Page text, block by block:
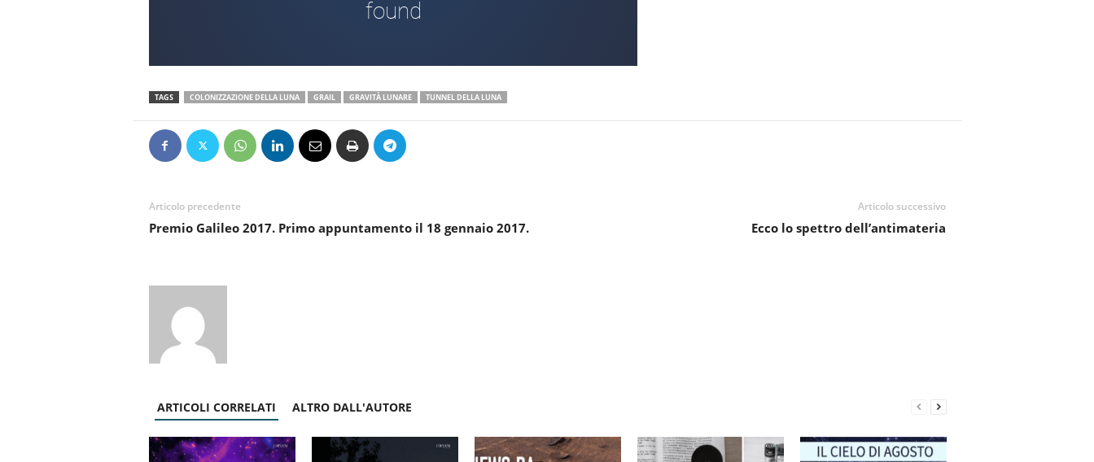
TAGS COLONIZZAZIONE DELLA LUNA GRAIL GRAVITÀ LUNARE TUNNEL DELLA LUNA
Articolo precedente
Premio Galileo 2017. Primo appuntamento il 18 gennaio 2017.
Articolo successivo
Ecco lo spettro dell’antimateria
ARTICOLI CORRELATI ALTRO DALL'AUTORE